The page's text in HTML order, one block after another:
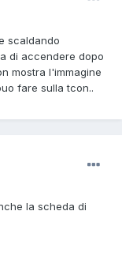
scaldando
di accendere dopo
mostra l'immagine
fare sulla tcon..
la scheda di